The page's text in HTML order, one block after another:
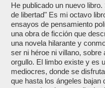
He publicado un nuevo
de libertad" Es mi octavo
ensayos de pensamiento
una obra de ficción que
una novela hilarante y
ser ni héroe ni villano,
orgullo. El limbo existe y es
mediocres, donde se
que hasta los ángeles bajan